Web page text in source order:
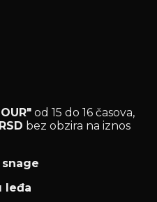
od 15 do 16 časova,
bez obzira na iznos
leđa